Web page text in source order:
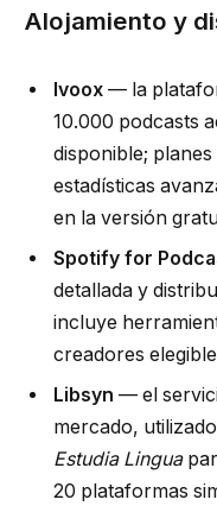
Alojamiento y
Ivoox — la
10.000 podcasts
disponible;
estadísticas
en la versión
Spotify for
detallada y
incluye
creadores
Libsyn — el
mercado,
Estudia Lingua
20 plataformas